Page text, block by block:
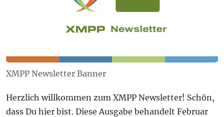
XMPP Newsletter Banner
Herzlich willkommen zum XMPP Newsletter! Schön,
dass Du hier bist. Diese Ausgabe behandelt Februar